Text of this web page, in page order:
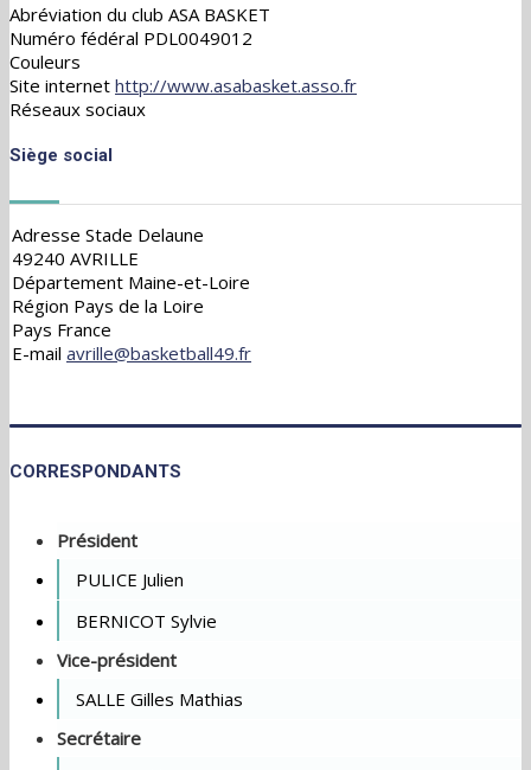
Abréviation du club ASA BASKET
Numéro fédéral PDL0049012
Couleurs
Site internet http://www.asabasket.asso.fr
Réseaux sociaux
Siège social
Adresse Stade Delaune
49240 AVRILLE
Département Maine-et-Loire
Région Pays de la Loire
Pays France
E-mail avrille@basketball49.fr
CORRESPONDANTS
Président
PULICE Julien
BERNICOT Sylvie
Vice-président
SALLE Gilles Mathias
Secrétaire